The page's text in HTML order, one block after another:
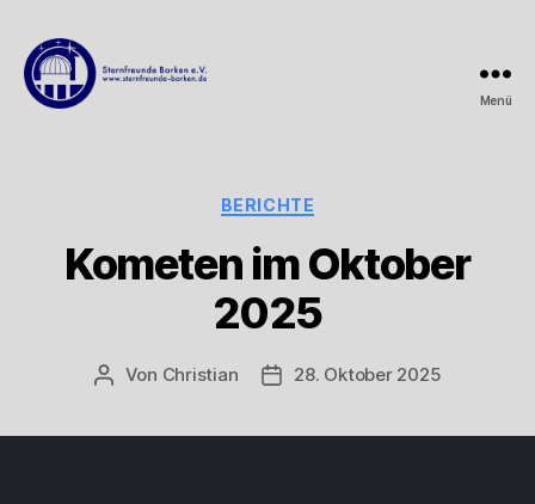
Menü
Kategorien
BERICHTE
Kometen im Oktober
2025
Beitragsautor
Von Christian Beitragsdatum
28. Oktober 2025